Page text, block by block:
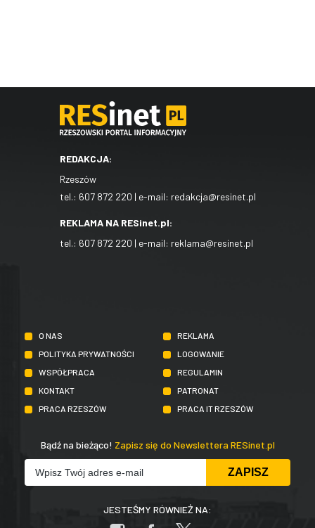
REDAKCJA:
Rzeszów
tel.: 607 872 220 | e-mail: redakcja@resinet.pl
REKLAMA NA RESinet.pl:
tel.: 607 872 220 | e-mail: reklama@resinet.pl
O NAS
REKLAMA
POLITYKA PRYWATNOŚCI
LOGOWANIE
WSPÓŁPRACA
REGULAMIN
KONTAKT
PATRONAT
PRACA RZESZÓW
PRACA IT RZESZÓW
Bądź na bieżąco! Zapisz się do Newslettera RESinet.pl
JESTEŚMY RÓWNIEŻ NA: